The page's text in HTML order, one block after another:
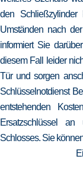
den
Umständen nach
informiert Sie
diesem Fall leider
Tür und sorgen
Schlüsselnotdienst
entstehenden
Ersatzschlüssel
Schlosses. Sie